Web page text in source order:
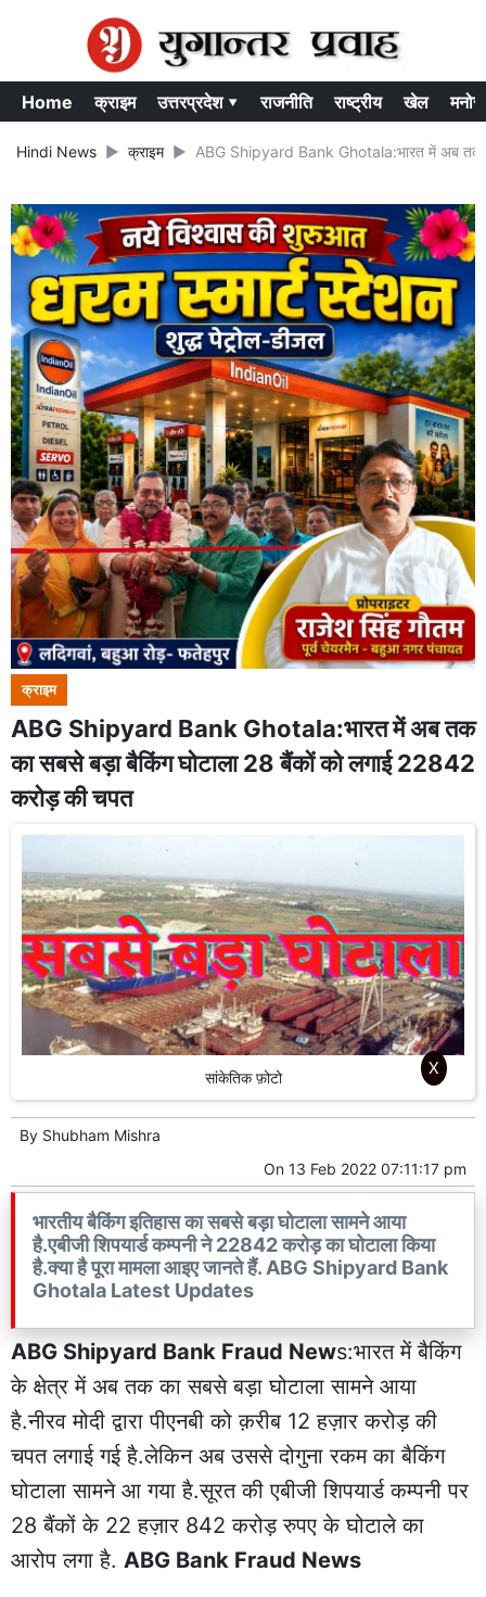
Home क्राइम उत्तरप्रदेश ▾ राजनीति राष्ट्रीय खेल
Hindi News क्राइम ABG Shipyard Bank Ghotala:भारत में अब तक
क्राइम
ABG Shipyard Bank Ghotala:भारत में अब तक
का सबसे बड़ा बैकिंग घोटाला 28 बैंकों को लगाई 22842
करोड़ की चपत
सांकेतिक फ़ोटो
By Shubham Mishra
On 13 Feb 2022 07:11:17 pm
भारतीय बैकिंग इतिहास का सबसे बड़ा घोटाला सामने आया
है.एबीजी शिपयार्ड कम्पनी ने 22842 करोड़ का घोटाला किया
है.क्या है पूरा मामला आइए जानते हैं. ABG Shipyard Bank
Ghotala Latest Updates
ABG Shipyard Bank Fraud News:भारत में बैकिंग
के क्षेत्र में अब तक का सबसे बड़ा घोटाला सामने आया
है.नीरव मोदी द्वारा पीएनबी को क़रीब 12 हज़ार करोड़ की
चपत लगाई गई है.लेकिन अब उससे दोगुना रकम का बैकिंग
घोटाला सामने आ गया है.सूरत की एबीजी शिपयार्ड कम्पनी पर
28 बैंकों के 22 हज़ार 842 करोड़ रुपए के घोटाले का
आरोप लगा है. ABG Bank Fraud News
X